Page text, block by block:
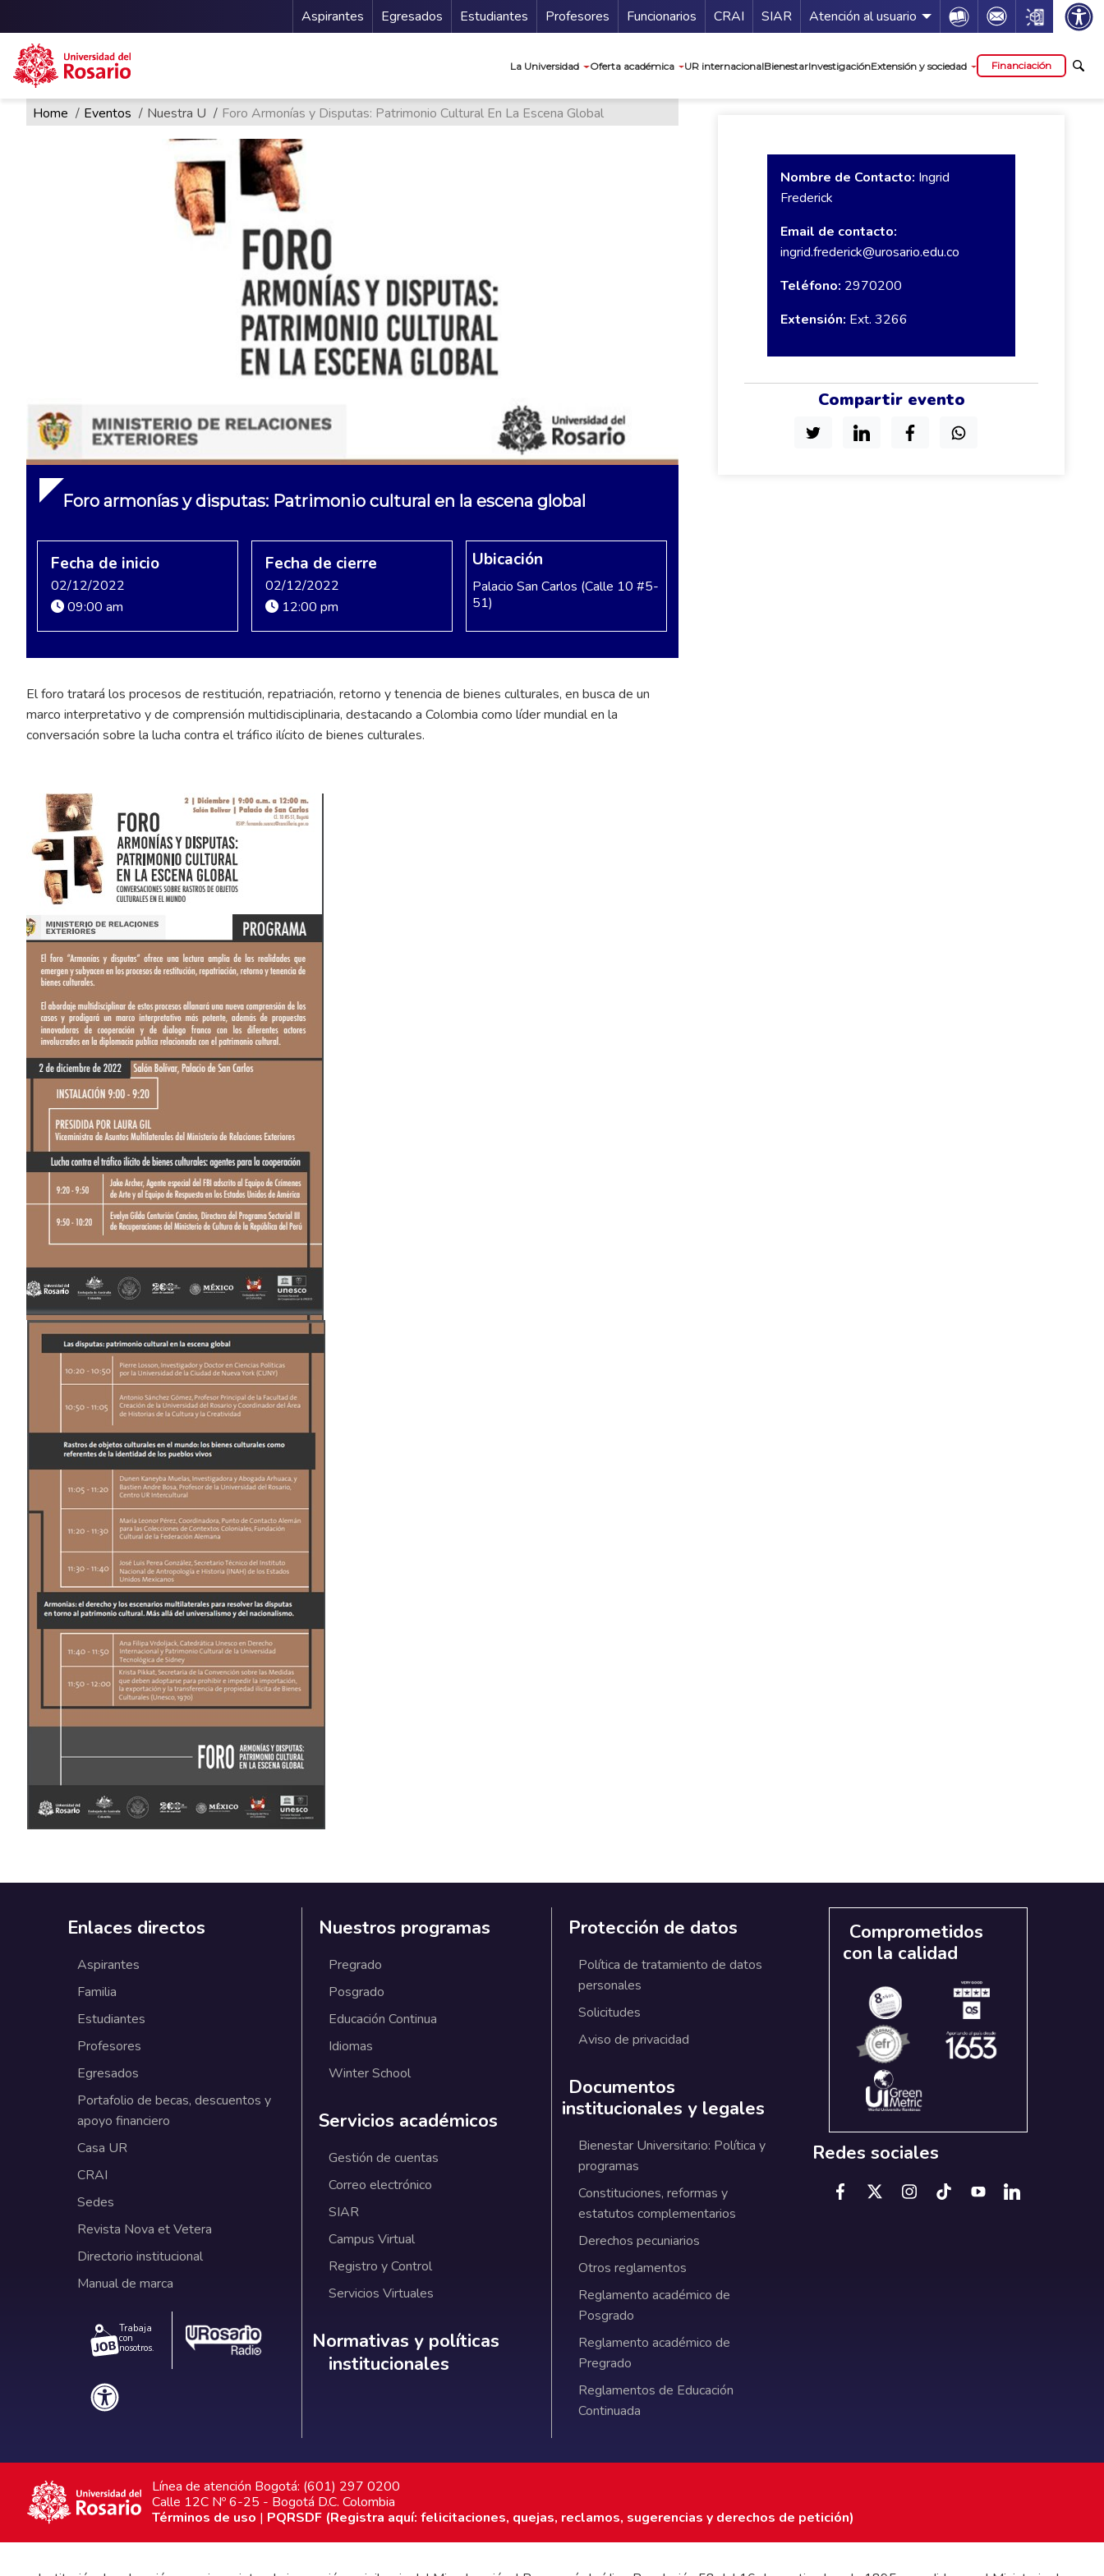
Pasar al contenido principal
Menu Secundario
Aspirantes Egresados Estudiantes Profesores Funcionarios Guía de servicios
CRAI SIAR Atención al usuario Icon Icon Icon
La Universidad Oferta académica UR internacionalBienestarInvestigaciónExtensión y sociedad Financiación
Nombre de Contacto: Ingrid
Frederick
Email de contacto:
ingrid.frederick@urosario.edu.co
Teléfono: 2970200
Extensión: Ext. 3266
Compartir evento
Ruta de navegación
Home Eventos Nuestra U Foro Armonías y Disputas: Patrimonio Cultural En La Escena Global
Foro armonías y disputas: Patrimonio cultural en la escena global
Fecha de inicio
02/12/2022
09:00 am
Fecha de cierre
02/12/2022
12:00 pm
Ubicación
Palacio San Carlos (Calle 10 #5-
51)
El foro tratará los procesos de restitución, repatriación, retorno y tenencia de bienes culturales, en busca de un
marco interpretativo y de comprensión multidisciplinaria, destacando a Colombia como líder mundial en la
conversación sobre la lucha contra el tráfico ilícito de bienes culturales.
Enlaces directos
Aspirantes
Familia
Estudiantes
Profesores
Egresados
Portafolio de becas, descuentos y
apoyo financiero
Casa UR
CRAI
Sedes
Revista Nova et Vetera
Directorio institucional
Manual de marca
Trabaja
con
nosotros.
Nuestros programas
Pregrado
Posgrado
Educación Continua
Idiomas
Winter School
Servicios académicos
Gestión de cuentas
Correo electrónico
SIAR
Campus Virtual
Registro y Control
Servicios Virtuales
Normativas y políticas institucionales
Normativas y políticas
institucionales
Protección de datos
Política de tratamiento de datos
personales
Solicitudes
Aviso de privacidad
Documentos
institucionales y legales
Bienestar Universitario: Política y
programas
Constituciones, reformas y
estatutos complementarios
Derechos pecuniarios
Otros reglamentos
Reglamento académico de
Posgrado
Reglamento académico de
Pregrado
Reglamentos de Educación
Continuada
Comprometidos
con la calidad
Redes sociales
Línea de atención Bogotá: (601) 297 0200
Calle 12C Nº 6-25 - Bogotá D.C. Colombia
Términos de uso | PQRSDF (Registra aquí: felicitaciones, quejas, reclamos, sugerencias y derechos de petición)